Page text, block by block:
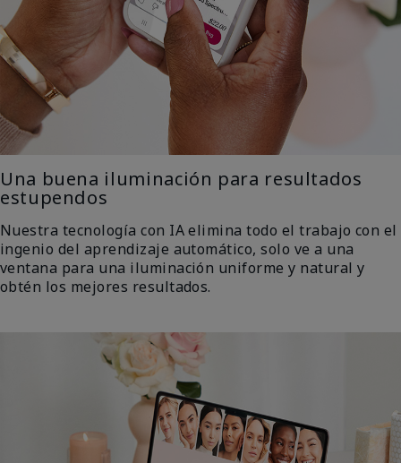
Una buena iluminación para resultados
estupendos
Nuestra tecnología con IA elimina todo el trabajo con el
ingenio del aprendizaje automático, solo ve a una
ventana para una iluminación uniforme y natural y
obtén los mejores resultados.